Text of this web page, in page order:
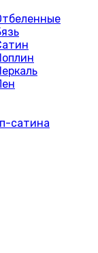
сатина